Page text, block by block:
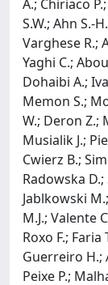
A.; Chiriaco
S.W.; Ahn S.-
Varghese R.;
Yaghi C.;
Dohaibi A.;
Memon S.;
W.; Deron Z.;
Musialik J.;
Cwierz B.;
Radowska
Jablkowski
M.J.; Valente
Roxo F.; Faria
Guerreiro H.;
Peixe P.;